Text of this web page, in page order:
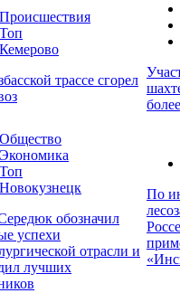
Происшествия
Топ
Кемерово
трассе сгорел
Общество
Экономика
Топ
Новокузнецк
обозначил
успехи
отрасли и
лучших
По